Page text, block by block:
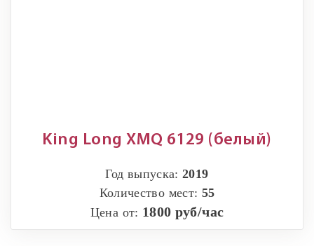
King Long XMQ 6129 (белый)
Год выпуска:2019
Количество мест: 55
Цена от: 1800 руб/час